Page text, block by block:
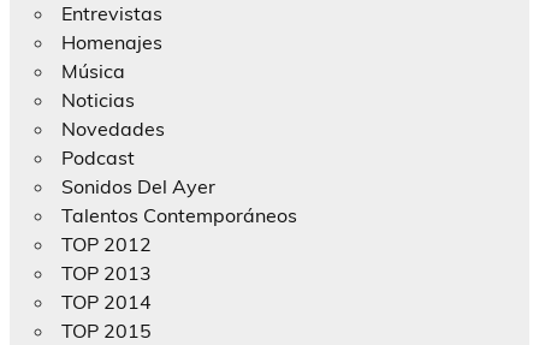
Entrevistas
Homenajes
Música
Noticias
Novedades
Podcast
Sonidos Del Ayer
Talentos Contemporáneos
TOP 2012
TOP 2013
TOP 2014
TOP 2015